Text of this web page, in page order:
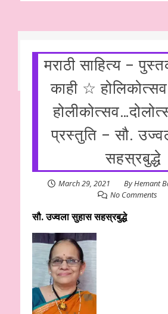
मराठी साहित्य –
काही ☆
प्रस्तुति – सौ.
सहस्रबुद्धे
March 29, 2021 ByHemant
No Comments
सौ. उज्वला सुहास सहस्रबुद्धे